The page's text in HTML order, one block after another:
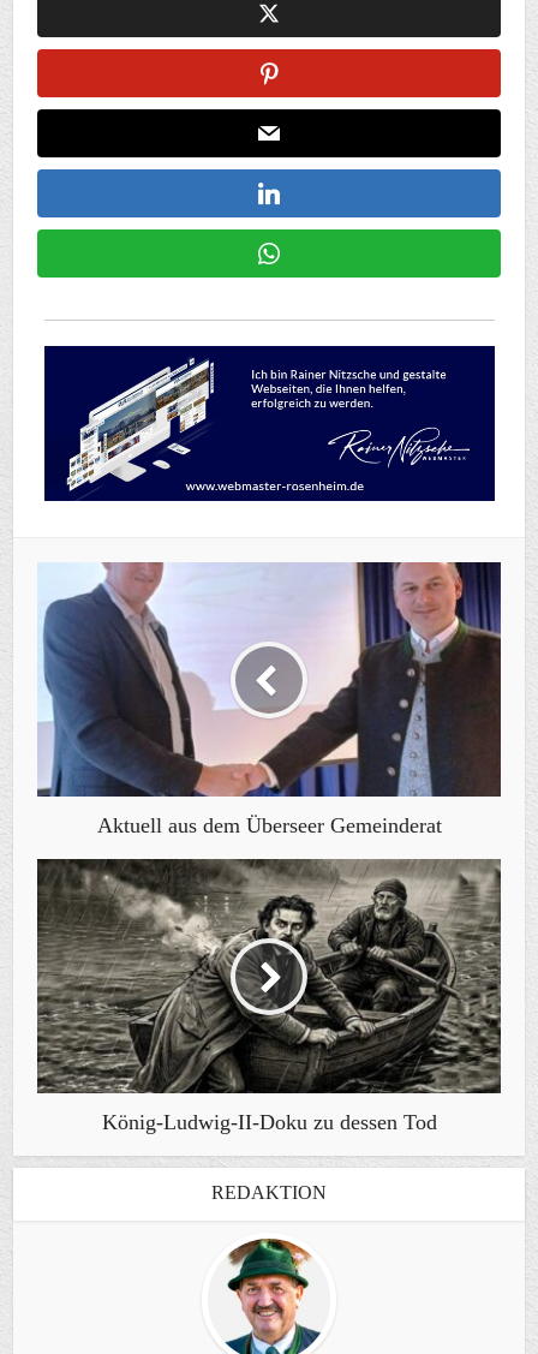
Aktuell aus dem Überseer Gemeinderat
König-Ludwig-II-Doku zu dessen Tod
REDAKTION